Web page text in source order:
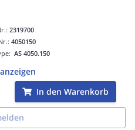
2319700
AS 4050.150
4050150
In den Warenkorb